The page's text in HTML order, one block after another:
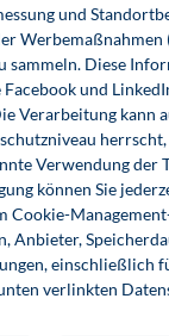
€*
und
sammeln. Diese
und
Verarbeitung kann
Verwendung
können Sie
Cookie-
Anbieter,
einschließlich
verlinkten